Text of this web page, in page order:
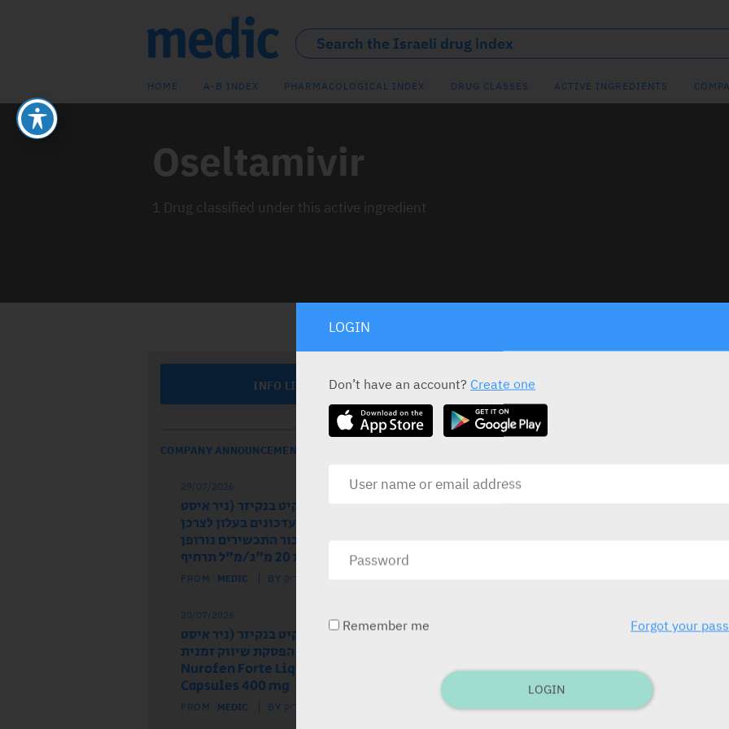
HOME A-B INDEX PHARMACOLOGICAL INDEX DRUG CLASSES ACTIVE INGREDIENTS
Oseltamivir
1 Drug classified under this active ingredient
INFO LINE
COMPANY ANNOUNCEMENTS
29/07/2026
בעל הרישום רקיט בנקיזר (ניר איסט
בע"מ) מודיע על עדכונים בעלון לצרכן
ובעלון לרופא עבור התכשירים נורופן
לילדים תפוז ותות 20 מ"ג/מ"ל תרחיף
FROM MEDIC BY מדיק
20/07/2026
בעל הרישום רקיט בנקיזר (ניר איסט
בע"מ) מודיע על הפסקת שיווק זמנית
של התכשיר Nurofen Forte Liquid
Capsules 400 mg
FROM MEDIC BY מדיק
mg
LOGIN
Don’t have an account? Create one
Remember me Forgot your
LOGIN